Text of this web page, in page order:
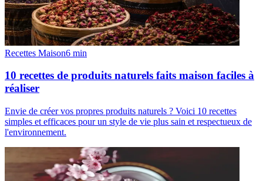
Recettes Maison6 min
10 recettes de produits naturels faits maison faciles à
réaliser
Envie de créer vos propres produits naturels ? Voici 10 recettes
simples et efficaces pour un style de vie plus sain et respectueux de
l'environnement.